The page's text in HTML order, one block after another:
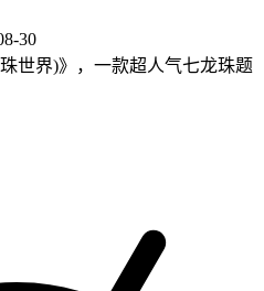
30
世界)》，一款超人气七龙珠题